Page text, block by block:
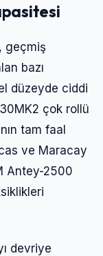
geçmiş
bazı
düzeyde ciddi
30MK2 çok rollü
tam faal
ve Maracay
Antey-2500
devriye